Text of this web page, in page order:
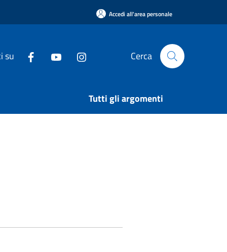
Accedi all'area personale
su Cerca
Tutti gli argomenti